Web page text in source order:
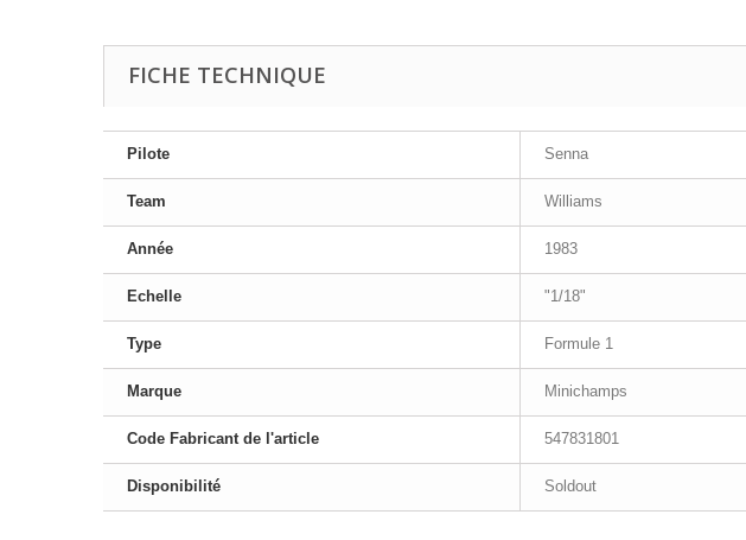
FICHE TECHNIQUE
Pilote Senna
Team Williams
Année 1983
Echelle "1/18"
Type Formule 1
Marque Minichamps
Code Fabricant de l'article 547831801
Disponibilité Soldout